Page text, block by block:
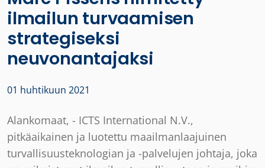
ilmailun turvaamisen
strategiseksi
neuvonantajaksi
01 huhtikuun 2021
Alankomaat, - ICTS International N.V.,
pitkäaikainen ja luotettu maailmanlaajuinen
turvallisuusteknologian ja -palvelujen johtaja, joka